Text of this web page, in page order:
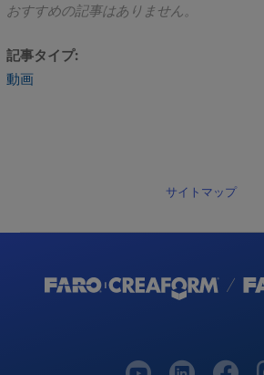
おすすめの記事はありません。
記事タイプ
動画
サイトマップ